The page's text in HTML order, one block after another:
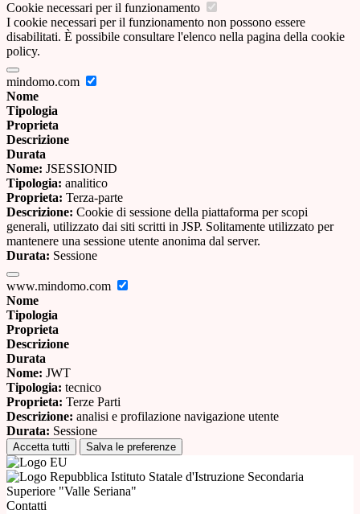
Cookie necessari per il funzionamento
I cookie necessari per il funzionamento non possono essere
disabilitati. È possibile consultare l'elenco nella pagina della cookie
policy.
mindomo.com
Nome
Tipologia
Proprieta
Descrizione
Durata
Nome: JSESSIONID
Tipologia: analitico
Proprieta: Terza-parte
Descrizione: Cookie di sessione della piattaforma per scopi
generali, utilizzato dai siti scritti in JSP. Solitamente utilizzato per
mantenere una sessione utente anonima dal server.
Durata: Sessione
www.mindomo.com
Nome
Tipologia
Proprieta
Descrizione
Durata
Nome: JWT
Tipologia: tecnico
Proprieta: Terze Parti
Descrizione: analisi e profilazione navigazione utente
Durata: Sessione
Accetta tutti Salva le preferenze
Istituto Statale d'Istruzione Secondaria
Superiore "Valle Seriana"
Contatti